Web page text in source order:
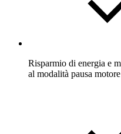
Risparmio di energia e
al modalità pausa motore